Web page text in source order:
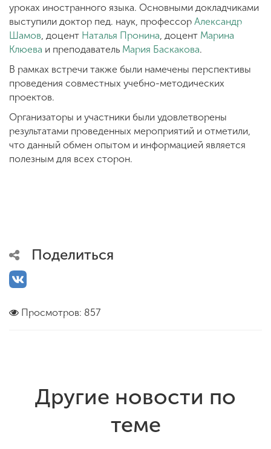
уроках иностранного языка. Основными докладчиками
выступили доктор пед. наук, профессор Александр
Шамов, доцент Наталья Пронина, доцент Марина
Клюева и преподаватель Мария Баскакова.
В рамках встречи также были намечены перспективы
проведения совместных учебно-методических
проектов.
Организаторы и участники были удовлетворены
результатами проведенных мероприятий и отметили,
что данный обмен опытом и информацией является
полезным для всех сторон.
Поделиться
Просмотров: 857
Другие новости по
теме